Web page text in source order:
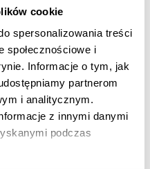
cookie
spersonalizowania treści
społecznościowe i
Informacje o tym, jak
partnerom
i analitycznym.
z innymi danymi
podczas
i śledzić postępy w
na zadania strategiczne
zespołu.
i HR-